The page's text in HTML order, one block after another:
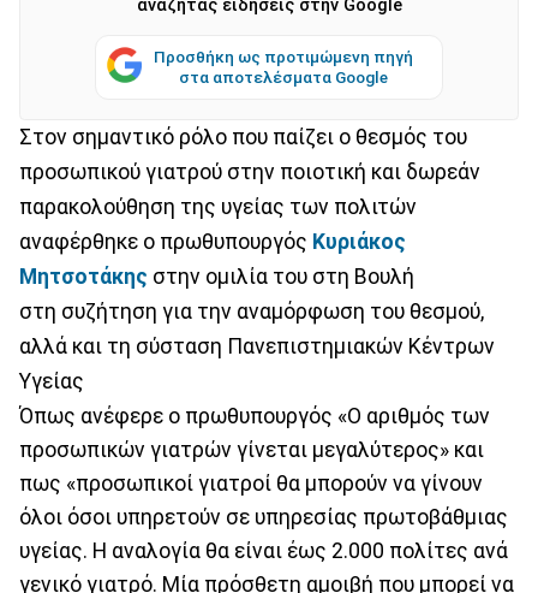
αναζητάς ειδήσεις στην Google
Προσθήκη ως προτιμώμενη πηγή
στα αποτελέσματα Google
Στον σημαντικό ρόλο που παίζει ο θεσμός του
προσωπικού γιατρού στην ποιοτική και δωρεάν
παρακολούθηση της υγείας των πολιτών
αναφέρθηκε ο πρωθυπουργός Κυριάκος
Μητσοτάκης στην ομιλία του στη Βουλή
στη συζήτηση για την αναμόρφωση του θεσμού,
αλλά και τη σύσταση Πανεπιστημιακών Κέντρων
Υγείας
Όπως ανέφερε ο πρωθυπουργός «Ο αριθμός των
προσωπικών γιατρών γίνεται μεγαλύτερος» και
πως «προσωπικοί γιατροί θα μπορούν να γίνουν
όλοι όσοι υπηρετούν σε υπηρεσίας πρωτοβάθμιας
υγείας. Η αναλογία θα είναι έως 2.000 πολίτες ανά
γενικό γιατρό. Μία πρόσθετη αμοιβή που μπορεί να